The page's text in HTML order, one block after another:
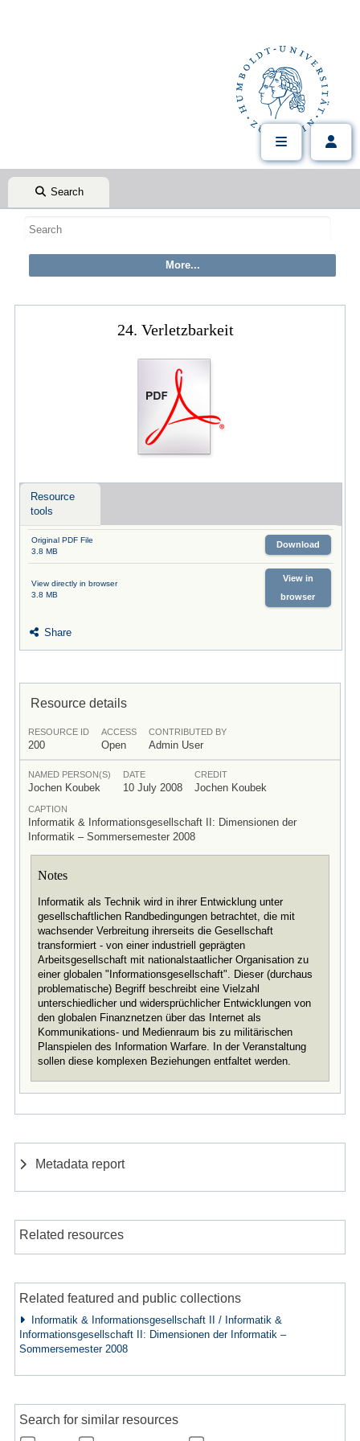
Search
24. Verletzbarkeit
Resource
tools
Original PDF File
3.8 MB
Download
View directly in browser
3.8 MB
View in
browser
Share
Resource details
RESOURCE ID
200
ACCESS
Open
CONTRIBUTED BY
Admin User
NAMED PERSON(S)
Jochen Koubek
DATE
10 July 2008
CREDIT
Jochen Koubek
CAPTION
Informatik & Informationsgesellschaft II: Dimensionen der
Informatik – Sommersemester 2008
Notes
Informatik als Technik wird in ihrer Entwicklung unter
gesellschaftlichen Randbedingungen betrachtet, die mit
wachsender Verbreitung ihrerseits die Gesellschaft
transformiert - von einer industriell geprägten
Arbeitsgesellschaft mit nationalstaatlicher Organisation zu
einer globalen "Informationsgesellschaft". Dieser (durchaus
problematische) Begriff beschreibt eine Vielzahl
unterschiedlicher und widersprüchlicher Entwicklungen von
den globalen Finanznetzen über das Internet als
Kommunikations- und Medienraum bis zu militärischen
Planspielen des Information Warfare. In der Veranstaltung
sollen diese komplexen Beziehungen entfaltet werden.
Metadata report
Related resources
Related featured and public collections
Informatik & Informationsgesellschaft II / Informatik &
Informationsgesellschaft II: Dimensionen der Informatik –
Sommersemester 2008
Search for similar resources